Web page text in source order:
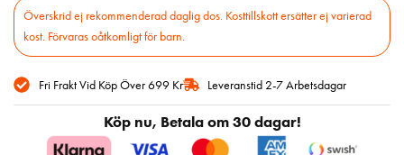
Överskrid ej rekommenderad daglig dos. Kosttillskott ersätter ej varierad
kost. Förvaras oåtkomligt för barn.
Fri Frakt Vid Köp Över 699 Kr Leveranstid 2-7 Arbetsdagar
Köp nu, Betala om 30 dagar!